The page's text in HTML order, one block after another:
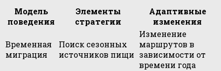
Модель
поведения
Элементы
стратегии
Адаптивные
изменения
Временная
миграция
Поиск сезонных
источников пищи
Изменение
маршрутов в
зависимости от
времени года